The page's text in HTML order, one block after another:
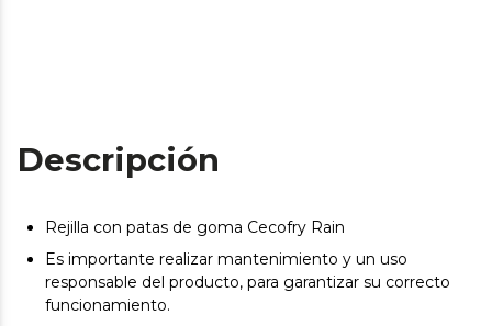
Descripción
Rejilla con patas de goma Cecofry Rain
Es importante realizar mantenimiento y un uso
responsable del producto, para garantizar su correcto
funcionamiento.